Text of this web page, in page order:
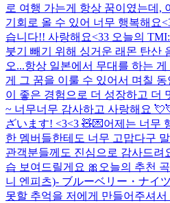
로 여행 가는게 항상 꿈이였는데,
기회로 올 수 있어 너무 행복해요
습니다!! 사랑해요<33 오늘의
붓기 빼기 위해 싱거운 래몬 탄산
오...항상 일본에서 무대를 하는
게 그 꿈을 이룰 수 있어서 며칠
이 좋은 경험으로 더 성장하고 더
~ 너무너무 감사하고 사랑해요
ざいます! <3<3 🧸💌어제는 너무
한 멤버들한테도 너무 고맙다구
관객분들께도 진심으로 감사드려
습 보여드릴게요 🎀오늘의 추천
니 엔피츠)- ブルーベリー・ナイ
못할 추억을 저에게 만들어주셔